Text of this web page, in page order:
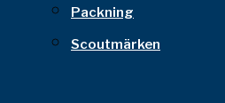
Packning
Scoutmärken